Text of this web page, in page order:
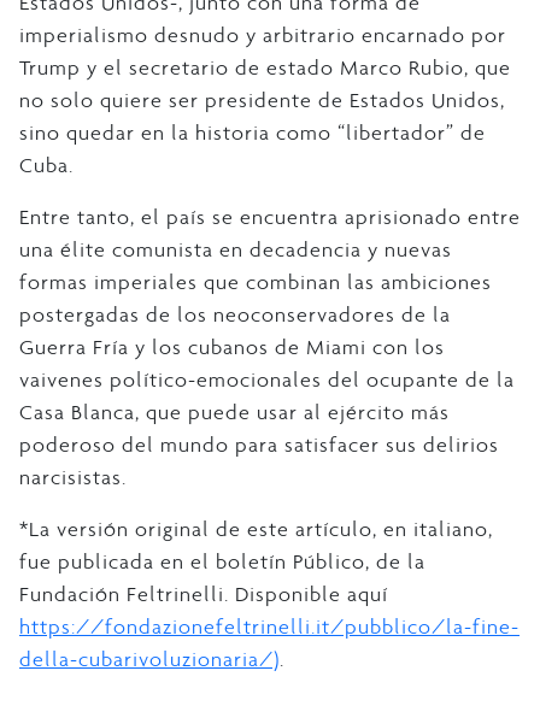
imperialismo desnudo y arbitrario encarnado por
Trump y el secretario de estado Marco Rubio, que
no solo quiere ser presidente de Estados Unidos,
sino quedar en la historia como “libertador” de
Cuba.
Entre tanto, el país se encuentra aprisionado entre
una élite comunista en decadencia y nuevas
formas imperiales que combinan las ambiciones
postergadas de los neoconservadores de la
Guerra Fría y los cubanos de Miami con los
vaivenes político-emocionales del ocupante de la
Casa Blanca, que puede usar al ejército más
poderoso del mundo para satisfacer sus delirios
narcisistas.
*La versión original de este artículo, en italiano,
fue publicada en el boletín Público, de la
Fundación Feltrinelli. Disponible aquí
https://fondazionefeltrinelli.it/pubblico/la-fine-
della-cubarivoluzionaria/).